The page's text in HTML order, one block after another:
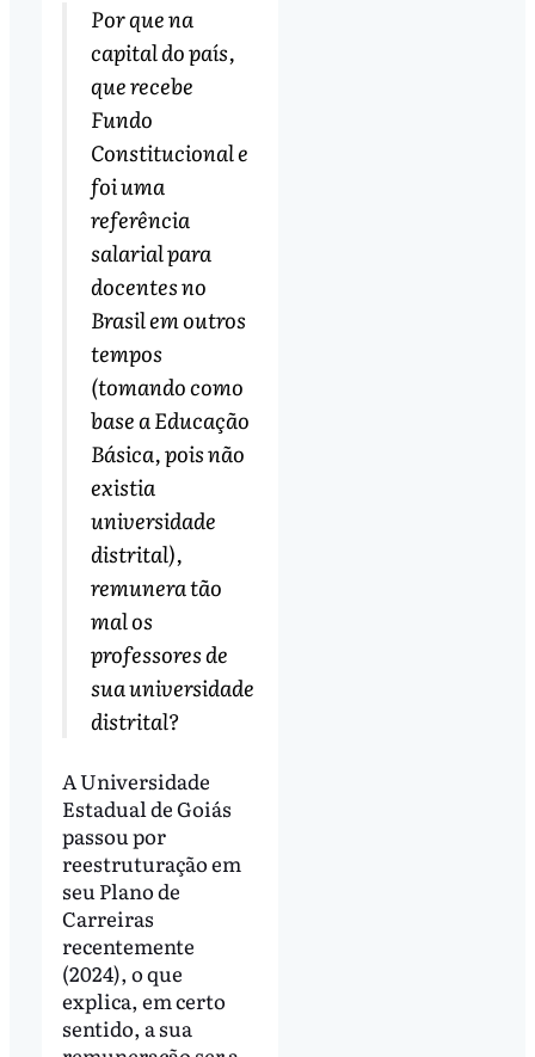
Por que na
capital do país,
que recebe
Fundo
Constitucional e
foi uma
referência
salarial para
docentes no
Brasil em outros
tempos
(tomando como
base a Educação
Básica, pois não
existia
universidade
distrital),
remunera tão
mal os
professores de
sua universidade
distrital?
A Universidade
Estadual de Goiás
passou por
reestruturação em
seu Plano de
Carreiras
recentemente
(2024), o que
explica, em certo
sentido, a sua